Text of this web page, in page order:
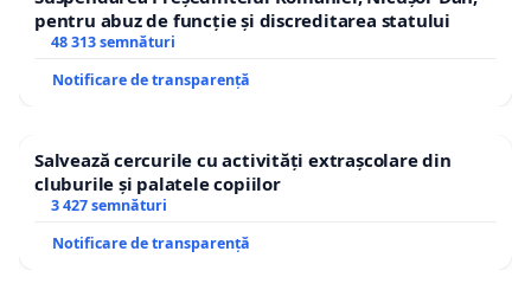
pentru abuz de funcție și discreditarea statului
48 313 semnături
Notificare de transparență
Salvează cercurile cu activități extrașcolare din
cluburile și palatele copiilor
3 427 semnături
Notificare de transparență